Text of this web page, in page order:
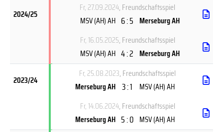
2024/25
Fr, 27.09.2024, Freundschaftsspiel
MSV (AH) AH 6 : 5 Merseburg AH
Fr, 16.05.2025, Freundschaftsspiel
MSV (AH) AH 4 : 2 Merseburg AH
2023/24
Fr, 25.08.2023, Freundschaftsspiel
Merseburg AH 3 : 1
MSV (AH) AH
Fr, 14.06.2024, Freundschaftsspiel
Merseburg AH 5 : 0 MSV (AH) AH